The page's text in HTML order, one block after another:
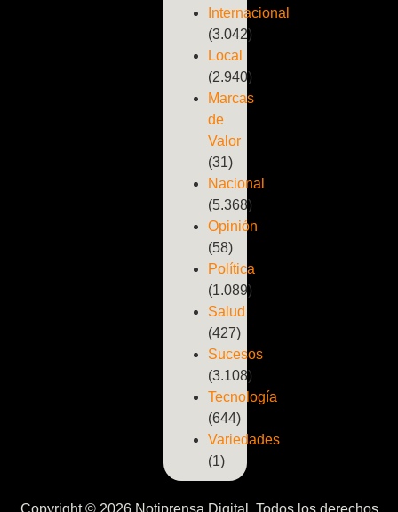
Internacional
(3.042)
Local
(2.940)
Marcas
de
Valor
(31)
Nacional
(5.368)
Opinión
(58)
Política
(1.089)
Salud
(427)
Sucesos
(3.108)
Tecnología
(644)
Variedades
(1)
Copyright © 2026 Notiprensa Digital. Todos los derechos